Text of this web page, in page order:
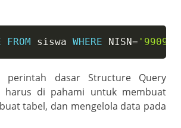
FROM siswa WHERE NISN=
perintah dasar Structure Query
harus di pahami untuk membuat
tabel, dan mengelola data pada